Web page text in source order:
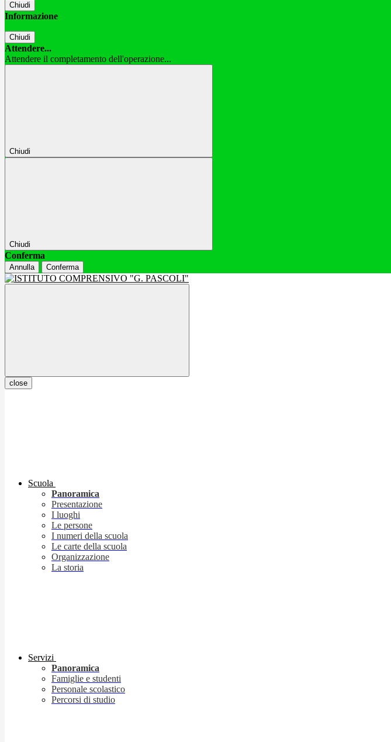
Chiudi
Informazione
Chiudi
Attendere...
Attendere il completamento dell'operazione...
Chiudi
Chiudi
Conferma
Annulla Conferma
close
Scuola
Panoramica
Presentazione
I luoghi
Le persone
I numeri della scuola
Le carte della scuola
Organizzazione
La storia
Servizi
Panoramica
Famiglie e studenti
Personale scolastico
Percorsi di studio